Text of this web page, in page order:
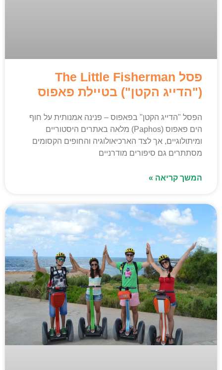
פסל The Little Fisherman
("הדייג הקטן") בטיילת פאפוס
הפסל "הדייג הקטן" בפאפוס – פנינה אמנותית על חוף
הים פאפוס (Paphos) מלאה באתרים היסטוריים
ומיתולוגיים, אך לצד הארכיאולוגיה והחופים הקסומים
מסתתרים גם סיפורים מודרניים
המשך קריאה »